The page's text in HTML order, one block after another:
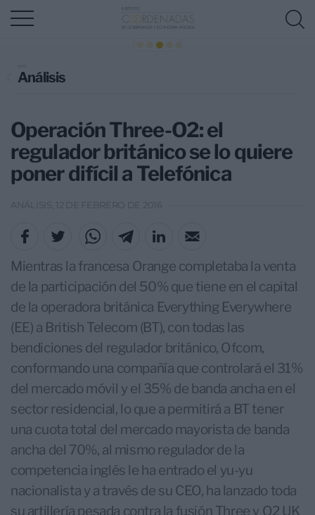
Análisis
Operación Three-O2: el
regulador británico se lo quiere
poner difícil a Telefónica
ANÁLISIS, 12 DE FEBRERO DE 2016
Mientras la francesa Orange completaba la venta
de la participación del 50% que tiene en el capital
de la operadora británica Everything Everywhere
(EE) a British Telecom (BT), con todas las
bendiciones del regulador británico, Ofcom,
conformando una compañía que controlará el 31%
del mercado móvil y el 35% de banda ancha en el
sector residencial, lo que a permitirá a BT tener
una cuota total del mercado mayorista de banda
ancha del 70%, al mismo regulador de la
competencia inglés le ha entrado el yu-yu
nacionalista y a través de su CEO, ha lanzado toda
su artillería pesada contra la fusión Three y O2 UK